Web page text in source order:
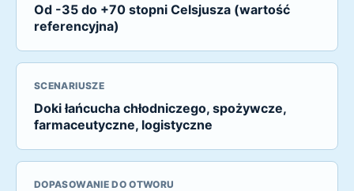
Od -35 do +70 stopni Celsjusza (wartość
referencyjna)
SCENARIUSZE
Doki łańcucha chłodniczego, spożywcze,
farmaceutyczne, logistyczne
DOPASOWANIE DO OTWORU